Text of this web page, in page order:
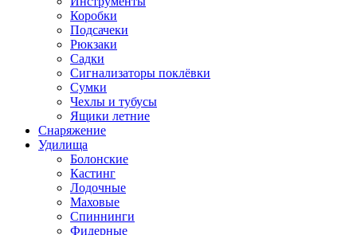
Коробки
Подсачеки
Рюкзаки
Садки
Сигнализаторы поклёвки
Сумки
Чехлы и тубусы
Ящики летние
Снаряжение
Удилища
Болонские
Кастинг
Лодочные
Маховые
Спиннинги
Фидерные